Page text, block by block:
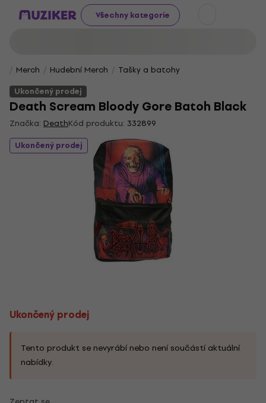
Všechny kategorie
Merch Hudební Merch
Tašky a batohy
Ukončený prodej
Death Scream Bloody Gore Batoh Black
Značka: DeathKód produktu: 332899
Ukončený prodej
Ukončený prodej
Tento produkt se nevyrábí nebo není součástí aktuální
nabídky.